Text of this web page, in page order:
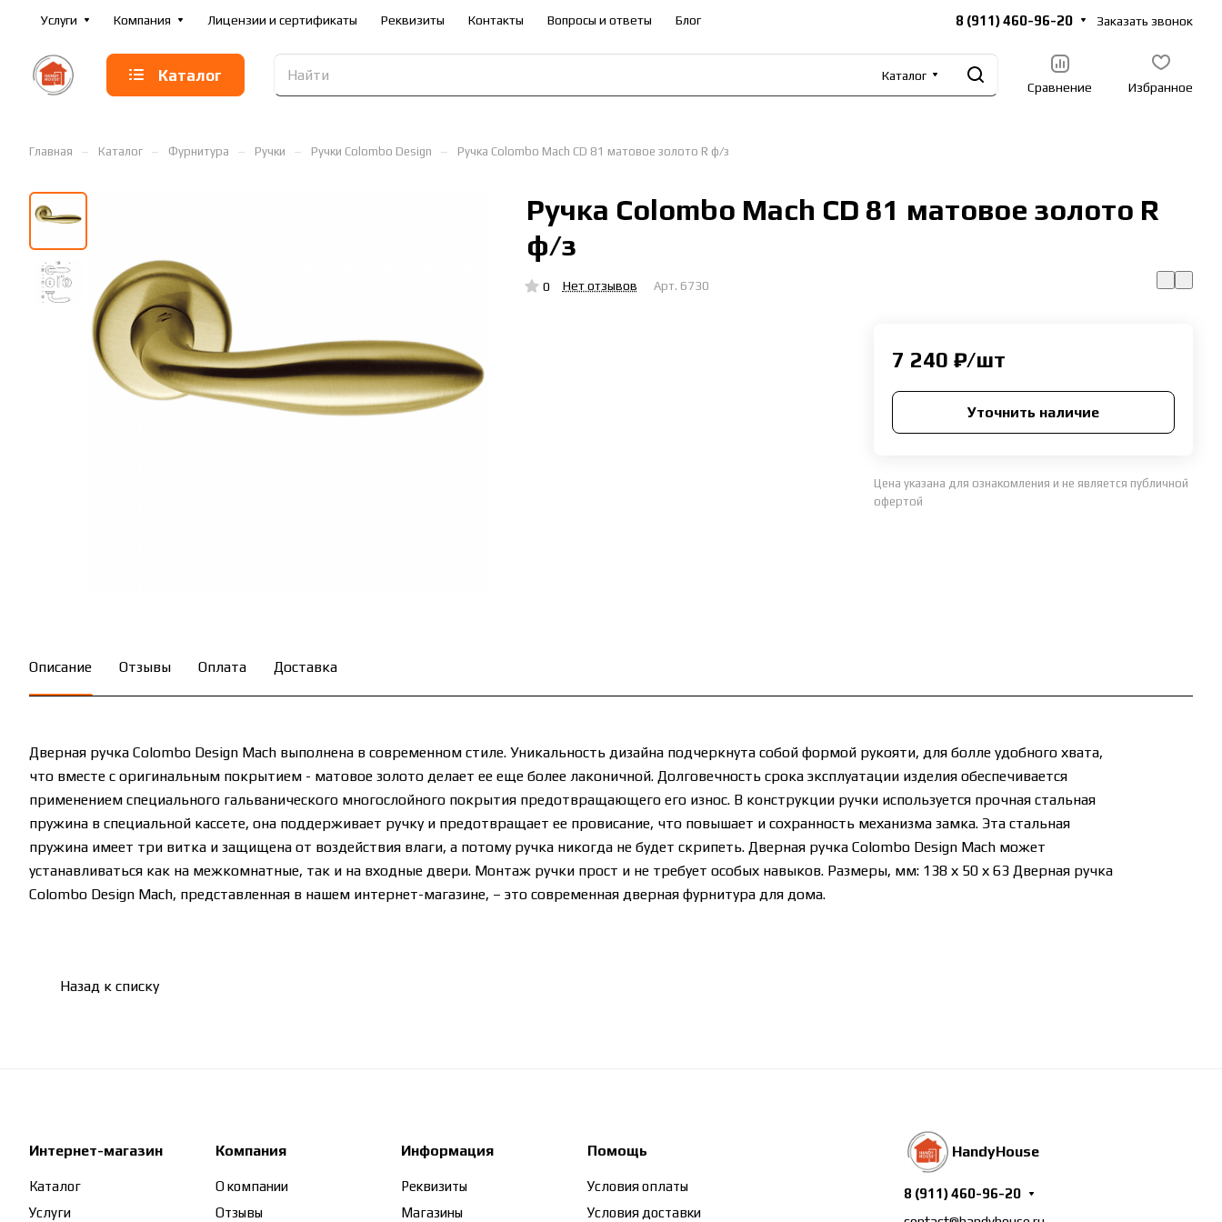
Услуги Компания Лицензии и сертификаты Реквизиты Контакты Вопросы и ответы Блог 8 (911) 460-96-20 Заказать звонок
Каталог
Каталог
Сравнение
Избранное
Главная – Каталог – Фурнитура – Ручки – Ручки Colombo Design – Ручка Colombo Mach CD 81 матовое золото R ф/з
Ручка Colombo Mach CD 81 матовое золото R
ф/з
0 Нет отзывов Арт. 6730
7 240 ₽/шт
Уточнить наличие
Цена указана для ознакомления и не является публичной
офертой
Описание Отзывы Оплата Доставка
Дверная ручка Colombo Design Mach выполнена в современном стиле. Уникальность дизайна подчеркнута собой формой рукояти, для болле удобного хвата,
что вместе с оригинальным покрытием - матовое золото делает ее еще более лаконичной. Долговечность срока эксплуатации изделия обеспечивается
применением специального гальванического многослойного покрытия предотвращающего его износ. В конструкции ручки используется прочная стальная
пружина в специальной кассете, она поддерживает ручку и предотвращает ее провисание, что повышает и сохранность механизма замка. Эта стальная
пружина имеет три витка и защищена от воздействия влаги, а потому ручка никогда не будет скрипеть. Дверная ручка Colombo Design Mach может
устанавливаться как на межкомнатные, так и на входные двери. Монтаж ручки прост и не требует особых навыков. Размеры, мм: 138 х 50 х 63 Дверная ручка
Colombo Design Mach, представленная в нашем интернет-магазине, – это современная дверная фурнитура для дома.
Назад к списку
Интернет-магазин
Каталог
Услуги
Компания
О компании
Отзывы
Информация
Реквизиты
Магазины
Помощь
Условия оплаты
Условия доставки
HandyHouse
8 (911) 460-96-20